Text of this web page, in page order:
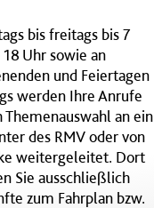
bis freitags bis 7
18 Uhr sowie an
und Feiertagen
werden Ihre Anrufe
Themenauswahl an ein
des RMV oder von
weitergeleitet. Dort
Sie ausschließlich
zum Fahrplan bzw.